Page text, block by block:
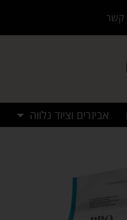
קשר
אביזרים וציוד נלווה